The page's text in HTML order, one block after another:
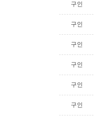
구인
구인
구인
구인
구인
구인